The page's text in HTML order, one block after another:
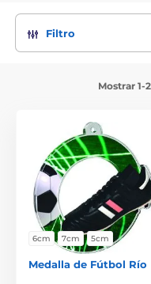
Filtro
Mostrar 1-
6cm 7cm 5cm
Medalla de Fútbol Río